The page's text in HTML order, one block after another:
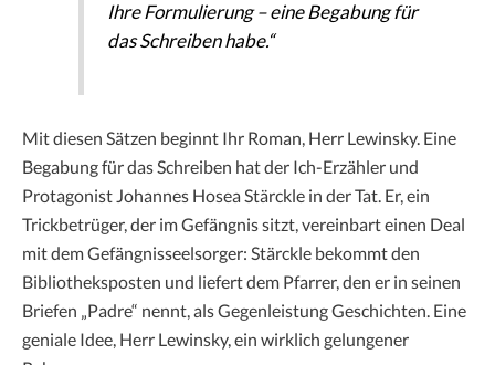
Ihre Formulierung – eine Begabung für
das Schreiben habe.“
Mit diesen Sätzen beginnt Ihr Roman, Herr Lewinsky. Eine
Begabung für das Schreiben hat der Ich-Erzähler und
Protagonist Johannes Hosea Stärckle in der Tat. Er, ein
Trickbetrüger, der im Gefängnis sitzt, vereinbart einen Deal
mit dem Gefängnisseelsorger: Stärckle bekommt den
Bibliotheksposten und liefert dem Pfarrer, den er in seinen
Briefen „Padre“ nennt, als Gegenleistung Geschichten. Eine
geniale Idee, Herr Lewinsky, ein wirklich gelungener